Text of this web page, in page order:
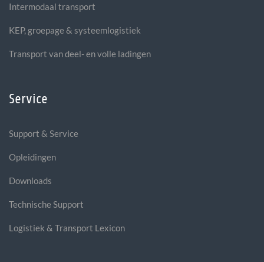
Intermodaal transport
KEP, groepage & systeemlogistiek
Transport van deel- en volle ladingen
Service
Support & Service
Opleidingen
Downloads
Technische Support
Logistiek & Transport Lexicon